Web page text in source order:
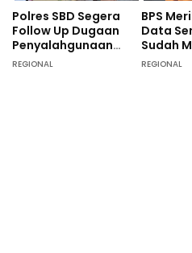
Polres SBD Segera
Follow Up Dugaan
Penyalahgunaan
Dana Desa di Desa
REGIONAL
BPS
Data
Sudah
REGIONAL